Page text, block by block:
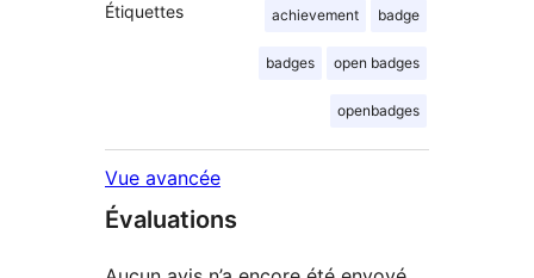
Étiquettes achievement badge
badges open badges
openbadges
Vue avancée
Évaluations